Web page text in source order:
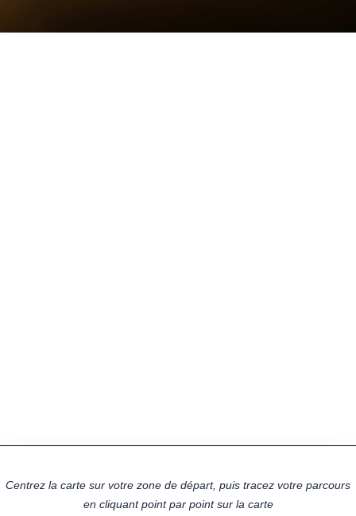
Centrez la carte sur votre zone de départ, puis tracez votre parcours
en cliquant point par point sur la carte